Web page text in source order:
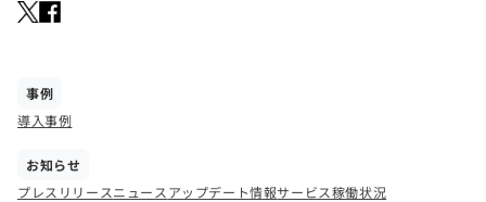
事例
導入事例
お知らせ
プレスリリースニュース アップデート情報サービス稼働状況